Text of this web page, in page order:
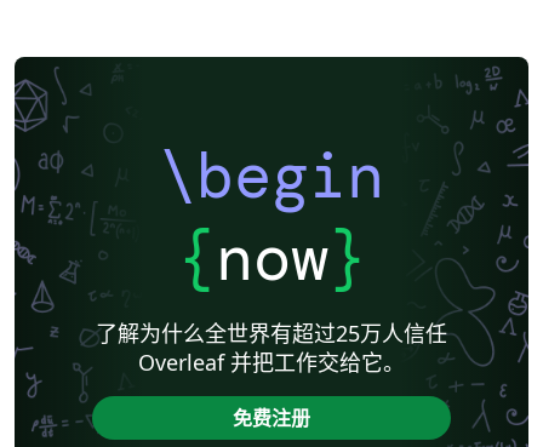
\begin
{now}
了解为什么全世界有超过25万人信任
Overleaf 并把工作交给它。
免费注册